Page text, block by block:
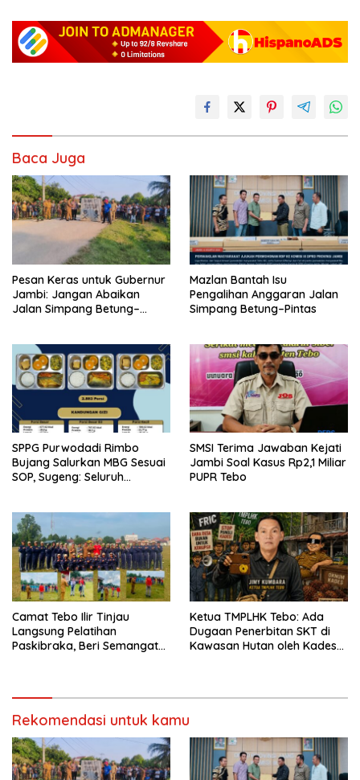
Baca Juga
Pesan Keras untuk Gubernur
Jambi: Jangan Abaikan
Jalan Simpang Betung–
Mazlan Bantah Isu
Pengalihan Anggaran Jalan
Simpang Betung–Pintas
SPPG Purwodadi Rimbo
Bujang Salurkan MBG Sesuai
SOP, Sugeng: Seluruh
SMSI Terima Jawaban Kejati
Jambi Soal Kasus Rp2,1 Miliar
PUPR Tebo
Camat Tebo Ilir Tinjau
Langsung Pelatihan
Paskibraka, Beri Semangat
Ketua TMPLHK Tebo: Ada
Dugaan Penerbitan SKT di
Kawasan Hutan oleh Kades
Rekomendasi untuk kamu